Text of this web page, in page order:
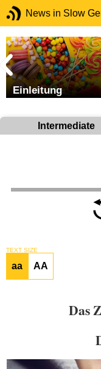
News in Slow
Einleitung
Intermediate
TEXT SIZE
aa AA
Das